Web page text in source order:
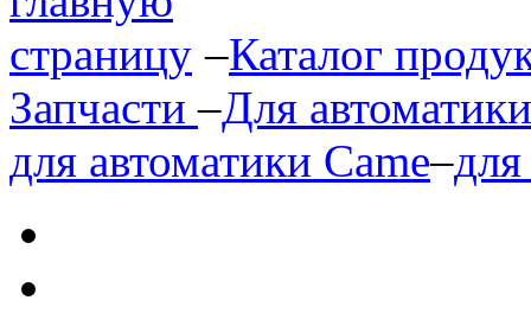
–Каталог
Запчасти–Для
для автоматики Came–